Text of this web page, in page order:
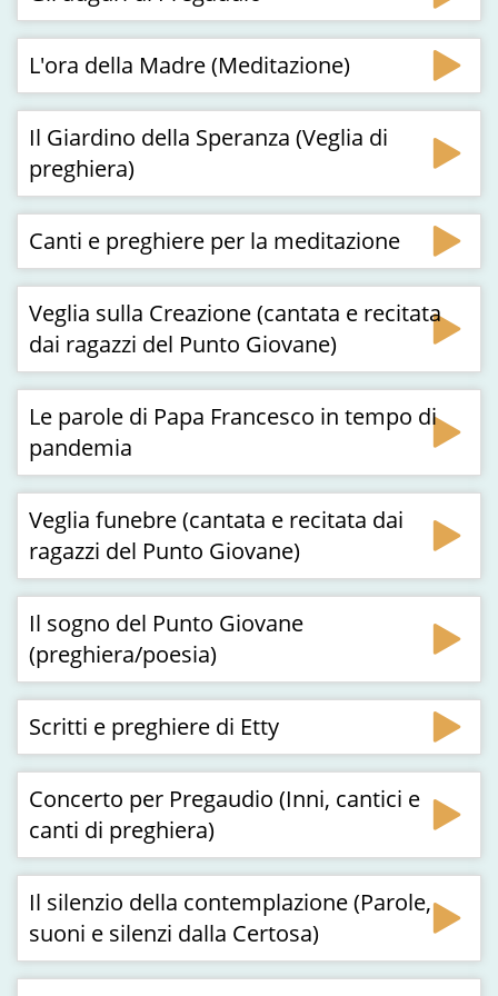
L'ora della Madre (Meditazione)
Il Giardino della Speranza (Veglia di
preghiera)
Canti e preghiere per la meditazione
Veglia sulla Creazione (cantata e recitata
dai ragazzi del Punto Giovane)
Le parole di Papa Francesco in tempo di
pandemia
Veglia funebre (cantata e recitata dai
ragazzi del Punto Giovane)
Il sogno del Punto Giovane
(preghiera/poesia)
Scritti e preghiere di Etty
Concerto per Pregaudio (Inni, cantici e
canti di preghiera)
Il silenzio della contemplazione (Parole,
suoni e silenzi dalla Certosa)